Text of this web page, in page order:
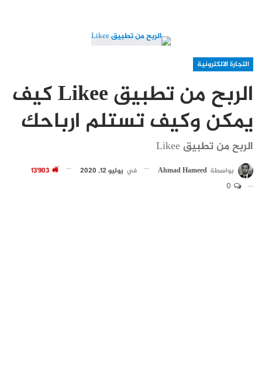
التجارة الالكترونية
الربح من تطبيق Likee كيف
يمكن وكيف تستلم ارباحك
الربح من تطبيق Likee
بواسطة Ahmad Hameed في يوليو 12, 2020